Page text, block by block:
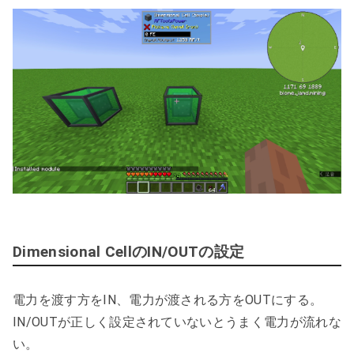
Dimensional CellのIN/OUTの設定
電力を渡す方をIN、電力が渡される方をOUTにする。
IN/OUTが正しく設定されていないとうまく電力が流れな
い。